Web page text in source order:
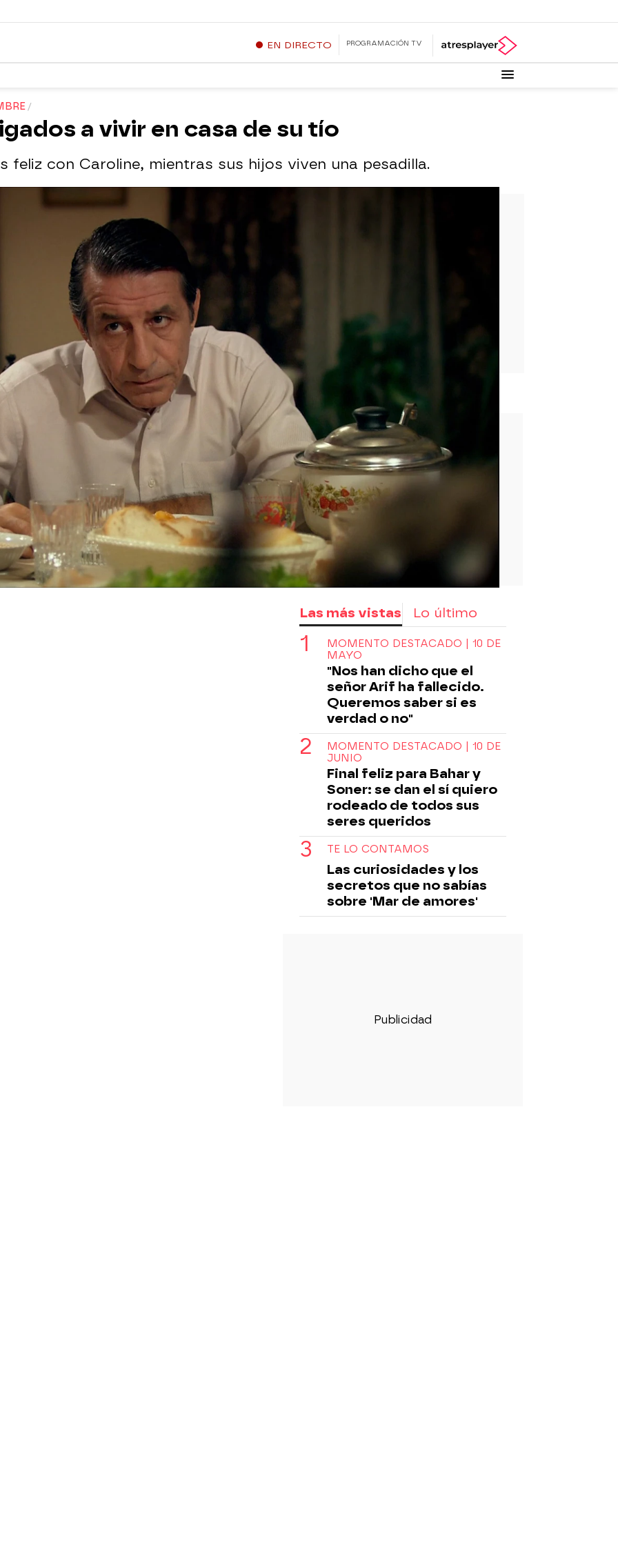
EN DIRECTO PROGRAMACIÓN TV
a vivir en casa de su tío
feliz con Caroline, mientras sus hijos viven una pesadilla.
WhatsappFacebook
X Flipboard
a la casa de Cemile, sus hijos
de un grave enfrentamiento con su
día más feliz con su amante, pero
Viven temporalmente en
ya les ha dejado claro que no se
tiempo porque no quiere ser
Las más vistas Lo último
MOMENTO DESTACADO | 10 DE
MAYO
"Nos han dicho que el
señor Arif ha fallecido.
Queremos saber si es
verdad o no"
MOMENTO DESTACADO | 10 DE
JUNIO
Final feliz para Bahar y
Soner: se dan el sí quiero
rodeado de todos sus
seres queridos
TE LO CONTAMOS
Las curiosidades y los
secretos que no sabías
sobre 'Mar de amores'